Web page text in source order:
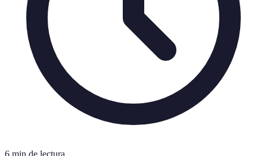
6 min de lectura